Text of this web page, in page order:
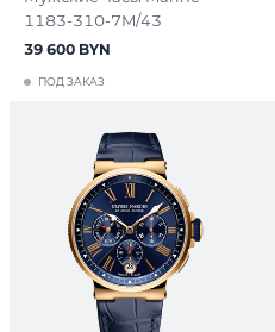
1183-310-7M/43
ПОД ЗАКАЗ
39 600 BYN